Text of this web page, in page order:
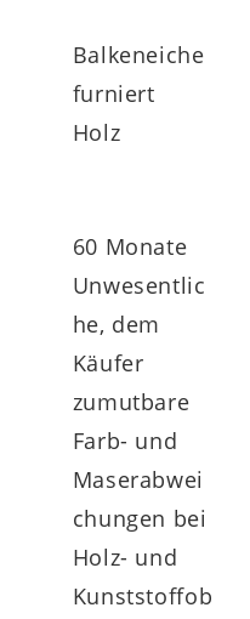
Die
erhellende
Programmssind
und
bei jedem
Balkeneiche
furniert
Holz
60 Monate
Unwesentlic
he, dem
Käufer
zumutbare
Farb- und
Maserabwei
chungen bei
Holz- und
Kunststoffob